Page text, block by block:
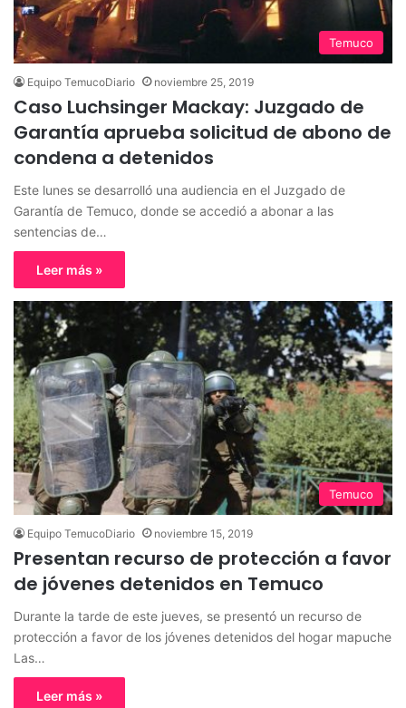
Temuco
Equipo TemucoDiario noviembre 25, 2019
Caso Luchsinger Mackay: Juzgado de
Garantía aprueba solicitud de abono de
condena a detenidos
Este lunes se desarrolló una audiencia en el Juzgado de
Garantía de Temuco, donde se accedió a abonar a las
sentencias de…
Leer más »
Temuco
Equipo TemucoDiario noviembre 15, 2019
Presentan recurso de protección a favor
de jóvenes detenidos en Temuco
Durante la tarde de este jueves, se presentó un recurso de
protección a favor de los jóvenes detenidos del hogar mapuche
Las…
Leer más »